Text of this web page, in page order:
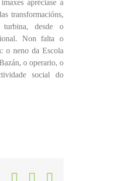
apréciase a
transformacións,
desde o
Non falta o
o neno da Escola
o operario, o
social do
LinkedInWhatsApp